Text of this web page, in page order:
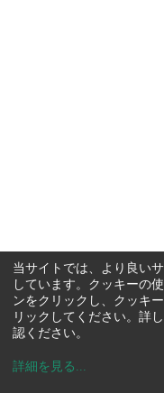
当サイトでは、より良い
しています。クッキーの
ンをクリックし、クッキ
リックしてください。詳
認ください。
詳細を見る ...